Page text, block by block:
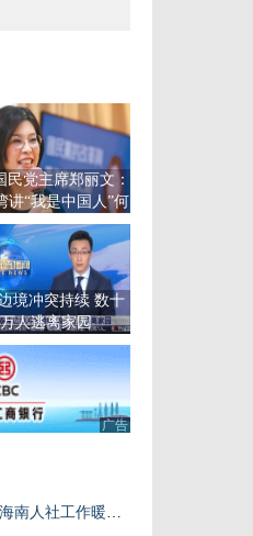
民党主席郑丽文：
讲“我是中国人”何
来原罪
境冲突持续 数十
万人逃离家园
广告
织密民生保障网、优化人才服务 海南人社工作暖民心强支撑